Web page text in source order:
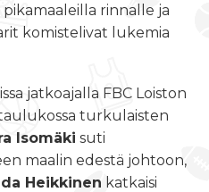
pikamaaleilla rinnalle ja
komistelivat lukemia
jatkoajalla FBC Loiston
turkulaisten
Isomäki suti
maalin edestä johtoon,
Heikkinen katkaisi